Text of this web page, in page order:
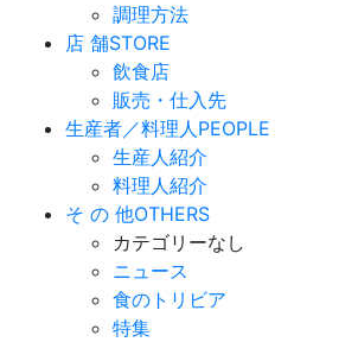
調理方法
店 舗STORE
飲食店
販売・仕入先
生産者／料理人 PEOPLE
生産人紹介
料理人紹介
そ の 他OTHERS
カテゴリーなし
ニュース
食のトリビア
特集